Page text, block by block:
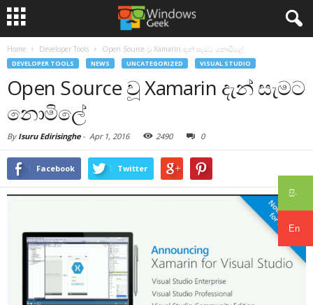
සිං
En
Home Developer Tools Open Source වූ Xamarin දැන් සැමට නොමිලේ
DEVELOPER TOOLS NEWS UNCATEGORIZED VISUAL STUDIO
Open Source වූ Xamarin දැන් සැමට
නොමිලේ
By Isuru Edirisinghe- Apr 1, 2016 2490 0
Facebook Twitter